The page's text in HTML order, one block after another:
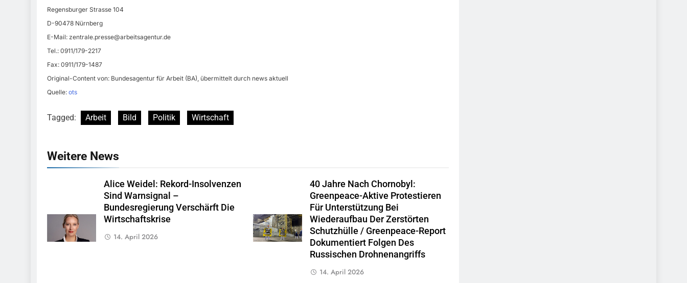
Regensburger Strasse 104
D-90478 Nürnberg
E-Mail: zentrale.presse@arbeitsagentur.de
Tel.: 0911/179-2217
Fax: 0911/179-1487
Original-Content von: Bundesagentur für Arbeit (BA), übermittelt durch news aktuell
Quelle: ots
Tagged: Arbeit Bild Politik Wirtschaft
Weitere News
Alice Weidel: Rekord-Insolvenzen
Sind Warnsignal –
Bundesregierung Verschärft Die
Wirtschaftskrise
14. April 2026
40 Jahre Nach Chornobyl:
Greenpeace-Aktive Protestieren
Für Unterstützung Bei
Wiederaufbau Der Zerstörten
Schutzhülle / Greenpeace-Report
Dokumentiert Folgen Des
Russischen Drohnenangriffs
14. April 2026